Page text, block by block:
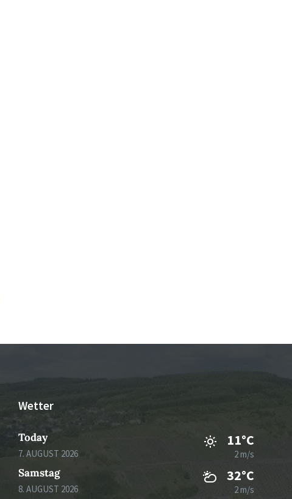
Wetter
Today
7. AUGUST 2026
11°C
2 m/s
Samstag
8. AUGUST 2026
32°C
2 m/s